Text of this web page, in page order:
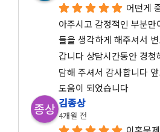
어떤게
아주시고 감정적인 부분
들을 생각하게 해주셔서
갑니다 상담시간동안 경
담해 주셔서 감사합니다
도움이 되었습니다
김종상
4개월 전